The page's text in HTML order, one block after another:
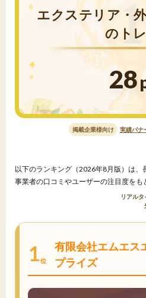
エクステリア・
のト
28
掲載企業様向け 実績バナ
以下のランキング（2026年8月版）は
事業者の口コミやユーザーの注目度をも
リアル
1位
有限会社エムエス
プライズ